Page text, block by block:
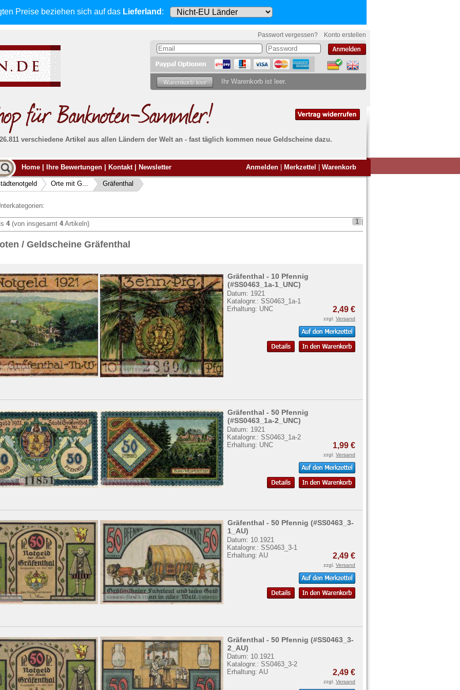
Preise beziehen sich auf das Lieferland :
Passwort vergessen? Konto erstellen
Ihr Warenkorb ist leer.
verschiedene Artikel aus allen Ländern der Welt an - fast täglich kommen neue Geldscheine dazu.
Alle Lieferungen, auch ins Ausland, werden
von uns voll versichert. Sie habenkein Risiko
falls die Sendung verloren geht oder beschädigt
wird.
Absolute Zuverlässigkeit:
Banknoten
Möchten Sie Banknoten
verkaufen?
Siehier.
Home Ihre Bewertungen Kontakt Newsletter Anmelden Merkzettel Warenkorb
Orte mit G... Gräfenthal
4(von insgesamt 4Artikeln) 1
/ Geldscheine Gräfenthal
Gräfenthal - 10 Pfennig
(#SS0463_1a-1_UNC)
Datum: 1921
Katalognr.: SS0463_1a-1
Erhaltung: UNC
2,49 €
zzgl. Versand
Gräfenthal - 50 Pfennig
(#SS0463_1a-2_UNC)
Datum: 1921
Katalognr.: SS0463_1a-2
Erhaltung: UNC
1,99 €
zzgl. Versand
Gräfenthal - 50 Pfennig (#SS0463_3-
1_AU)
Datum: 10.1921
Katalognr.: SS0463_3-1
Erhaltung: AU
2,49 €
zzgl. Versand
Gräfenthal - 50 Pfennig (#SS0463_3-
2_AU)
Datum: 10.1921
Katalognr.: SS0463_3-2
Erhaltung: AU
2,49 €
zzgl. Versand